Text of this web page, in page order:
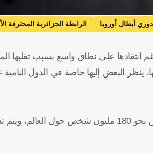
دوري أبطال أوروبا الرابطة الجزائرية المحترفة
الدوري البحريني الممتاز
البحرين
رياضات أخرى
حول العملات المشفرة منذ ظهور بيتكوين لأول مرة عام 2009. ورغم انتقادها على
ينظر البعض إليها خاصة في الدول النامية